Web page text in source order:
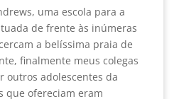
uma escola para a
de frente às inúmeras
a belíssima praia de
finalmente meus colegas
outros adolescentes da
que ofereciam eram